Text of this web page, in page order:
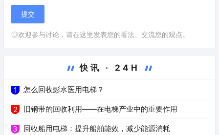
◎欢迎参与讨论，请在这里发表您的看法、交流您的观点。
快讯 · 24H
1 怎么回收彭水医用电梯？
2 旧钢带的回收利用——在电梯产业中的重要作用
3 回收船用电梯：提升船舶能效，减少能源消耗